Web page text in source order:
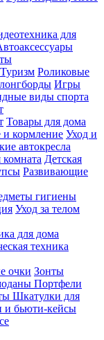
для
Туризм Роликовые
Игры
виды спорта
Товары для дома
кормление Уход и
автокресла
комната Детская
Развивающие
гигиены
Уход за телом
для дома
техника
очки Зонты
Портфели
Шкатулки для
и бьюти-кейсы